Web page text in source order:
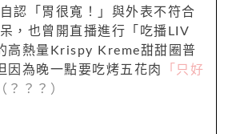
認「胃很寬！」與外表不符合
，也曾開直播進行「吃播LIV
高熱量Krispy Kreme甜甜圈普
因為晚一點要吃烤五花肉
「只好
（？？？）